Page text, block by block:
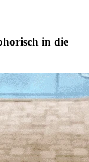
in die